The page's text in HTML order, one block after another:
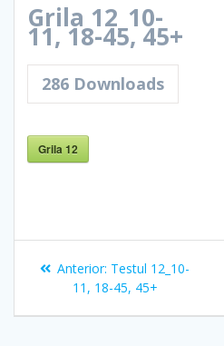
Grila 12_10-
11, 18-45, 45+
286 Downloads
Grila 12
Navigare
Anterior: Articolul
anterior:
Testul 12_10-
11, 18-45, 45+